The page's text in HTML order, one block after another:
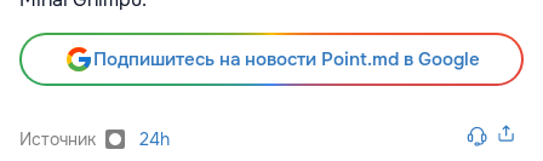
Подпишитесь на новости Point.md в Google
Источник 24h